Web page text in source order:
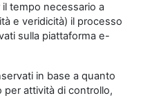
tempo necessario a
e veridicità) il processo
sulla piattaforma e-
in base a quanto
attività di controllo,